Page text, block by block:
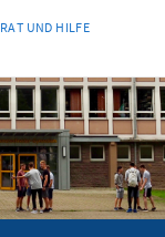
RAT UND HILFE